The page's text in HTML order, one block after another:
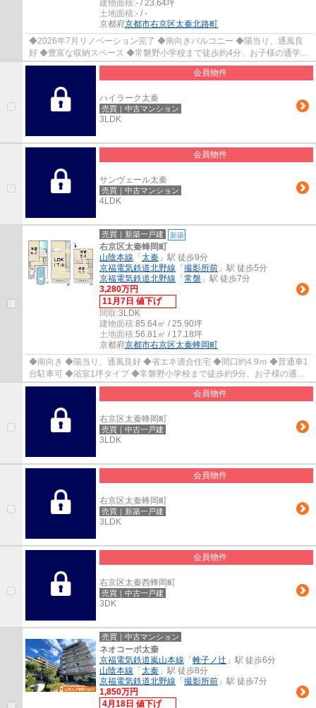
建物面積:- / 23.64坪
土地面積:- / -
京都府京都市右京区太秦北路町
◆2026年7月リノベーション完了 ◆南向きバルコニー ◆陽当り、通風良
好 ◆豊富な収納スペース ◆常磐野小学校まで徒歩約4分、お子様の通学も
安心立地 ◆徒歩約4分圏内にスーパー、コンビニ...
会員物件
ハイラーク太秦
売買｜中古マンション
3LDK
会員物件
サンヴェール太秦
売買｜中古マンション
4LDK
売買｜新築一戸建 新築
右京区太秦蜂岡町
山陰本線 「 太秦 」駅 徒歩9分
京福電気鉄道北野線 「 撮影所前 」駅 徒歩5分
京福電気鉄道北野線 「 常盤 」駅 徒歩7分
3,280万円
11月7日 値下げ
間取:3LDK
建物面積:85.64㎡ / 25.90坪
土地面積:56.81㎡ / 17.18坪
京都府京都市右京区太秦蜂岡町
◆南向き ◆陽当り、通風良好 ◆省エネ適合住宅 ◆間口約4.9ｍ ◆普通車1
台駐車可 ◆浴室1坪タイプ ◆常磐野小学校まで徒歩約9分、お子様の通学
も安心立地 ◆徒歩約7分圏内にスーパー、コンビ...
会員物件
右京区太秦蜂岡町
売買｜中古一戸建
3LDK
会員物件
右京区太秦蜂岡町
売買｜新築一戸建
3LDK
会員物件
右京区太秦西蜂岡町
売買｜中古一戸建
3DK
売買｜中古マンション
ネオコーポ太秦
京福電気鉄道嵐山本線 「 帷子ノ辻 」駅 徒歩6分
山陰本線 「 太秦 」駅 徒歩8分
京福電気鉄道北野線 「 撮影所前 」駅 徒歩7分
1,850万円
4月18日 値下げ